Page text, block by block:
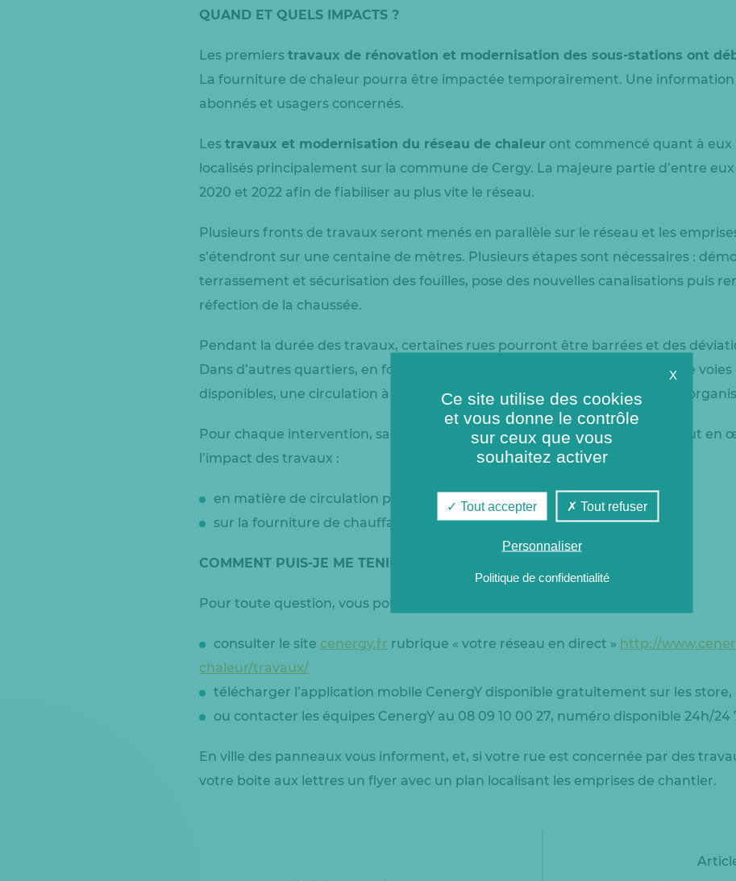
QUAND ET QUELS IMPACTS ?
Les premiers travaux de rénovation et modernisation des sous-stations ont
La fourniture de chaleur pourra être impactée temporairement. Une information
abonnés et usagers concernés.
Les travaux et modernisation du réseau de chaleur ont commencé quant à eux
localisés principalement sur la commune de Cergy. La majeure partie d’entre
2020 et 2022 afin de fiabiliser au plus vite le réseau.
Plusieurs fronts de travaux seront menés en parallèle sur le réseau et les
s’étendront sur une centaine de mètres. Plusieurs étapes sont nécessaires :
terrassement et sécurisation des fouilles, pose des nouvelles canalisations puis
réfection de la chaussée.
Pendant la durée des travaux, certaines rues pourront être barrées et des
Dans d’autres quartiers, en fonction de la largeur des rues et du nombre de
disponibles, une circulation à sens unique ou une circulation alternée sera
Pour chaque intervention, sachez que les équipes de CenergY mettront tout en
l’impact des travaux :
en matière de circulation piétonne et routière sur la voie publique,
sur la fourniture de chauffage et d’eau chaude sanitaire aux usagers.
COMMENT PUIS-JE ME TENIR INFORMÉ ?
Pour toute question, vous pouvez :
consulter le site cenergy.fr rubrique « votre réseau en direct » http://
chaleur/travaux/
télécharger l’application mobile CenergY disponible gratuitement sur les store,
ou contacter les équipes CenergY au 08 09 10 00 27, numéro disponible 24h/24
En ville des panneaux vous informent, et, si votre rue est concernée par des
votre boite aux lettres un flyer avec un plan localisant les emprises de chantier.
X
Ce site utilise des cookies
et vous donne le contrôle
sur ceux que vous
souhaitez activer
Tout accepter Tout refuser
Personnaliser
Politique de confidentialité